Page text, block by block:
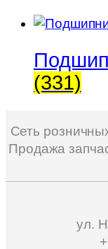
(331)
Сеть
Продажа
ул.